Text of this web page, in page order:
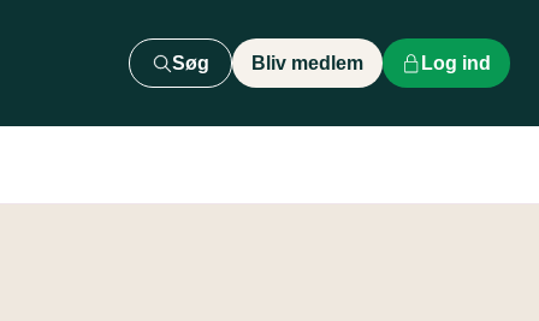
Søg Bliv medlem Log ind